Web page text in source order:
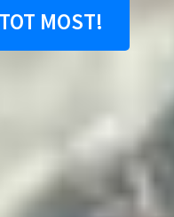
MOST!